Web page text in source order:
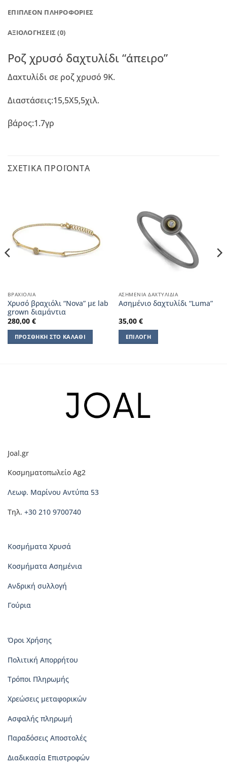
ΕΠΙΠΛΈΟΝ ΠΛΗΡΟΦΟΡΊΕΣ
ΑΞΙΟΛΟΓΉΣΕΙΣ (0)
Ροζ χρυσό δαχτυλίδι “άπειρο”
Δαxτυλίδι σε ροζ χρυσό 9Κ.
Διαστάσεις:15,5Χ5,5χιλ.
βάρος:1.7γρ
ΣΧΕΤΙΚΆ ΠΡΟΪΌΝΤΑ
ΒΡΑΧΙΌΛΙΑ
Χρυσό βραχιόλι “Nova” με lab
grown διαμάντια
280,00 €
ΠΡΟΣΘΉΚΗ ΣΤΟ ΚΑΛΆΘΙ
ΑΣΗΜΈΝΙΑ ΔΑΧΤΥΛΊΔΙΑ
Ασημένιο δαχτυλίδι “Luma”
35,00 €
ΕΠΙΛΟΓΉ
πολλαπλές
παραλλαγές.
Οι
Joal.gr
Κοσμηματοπωλείο Ag2
Λεωφ. Μαρίνου Αντύπα 53
Τηλ. +30 210 9700740
Κοσμήματα Χρυσά
Κοσμήματα Ασημένια
Ανδρική συλλογή
Γούρια
Όροι Χρήσης
Πολιτική Απορρήτου
Τρόποι Πληρωμής
Χρεώσεις μεταφορικών
Ασφαλής πληρωμή
Παραδόσεις Αποστολές
Διαδικασία Επιστροφών